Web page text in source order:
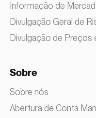
Informação de
Divulgação Geral de
Divulgação de Preços
Sobre
Sobre nós
Abertura de Conta